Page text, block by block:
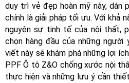
duy trì vẻ đẹp hoàn mỹ này, dán
chính là giải pháp tối ưu. Với khả
nguyên sự tinh tế của nội thất,
chọn hàng đầu của những người
viết này sẽ khám phá những lợi
PPF Ô tô Z&O chống xước nội
thực hiện và những lưu ý cần